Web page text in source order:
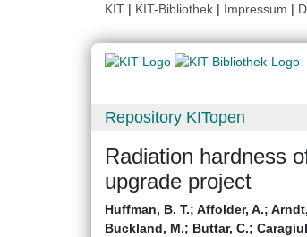
KIT | KIT-Bibliothek | Impressum |
Repository KITopen
Radiation hardness
upgrade project
Huffman, B. T.; Affolder, A.;
Buckland, M.; Buttar, C.;